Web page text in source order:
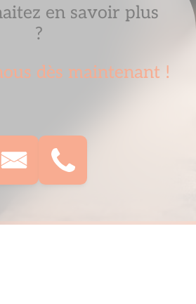
en savoir plus
?
dès maintenant !